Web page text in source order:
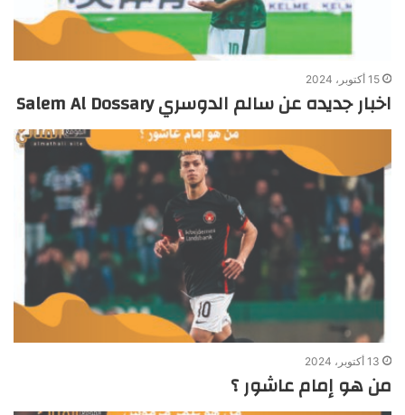
15 أكتوبر، 2024
اخبار جديده عن سالم الدوسري Salem Al Dossary
13 أكتوبر، 2024
من هو إمام عاشور ؟